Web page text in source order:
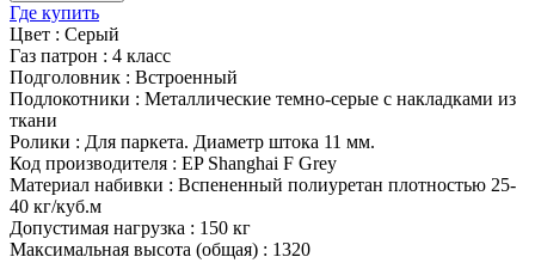
Где купить
Цвет : Серый
Газ патрон : 4 класс
Подголовник : Встроенный
Подлокотники : Металлические темно-серые с накладками из
ткани
Ролики : Для паркета. Диаметр штока 11 мм.
Код производителя : EP Shanghai F Grey
Материал набивки : Вспененный полиуретан плотностью 25-
40 кг/куб.м
Допустимая нагрузка : 150 кг
Максимальная высота (общая) : 1320